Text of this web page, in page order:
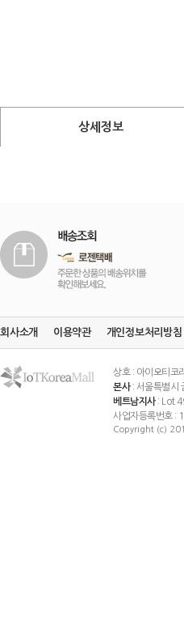
상세정보
회사소개 이용약관 개인정보처리방침
상호 : 아이오티
본사: 서울특별시
베트남지사: Lot
사업자등록번호 :
Copyright (c)